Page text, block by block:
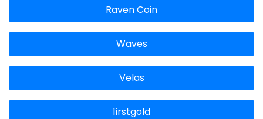
Raven Coin
Waves
Velas
1irstgold